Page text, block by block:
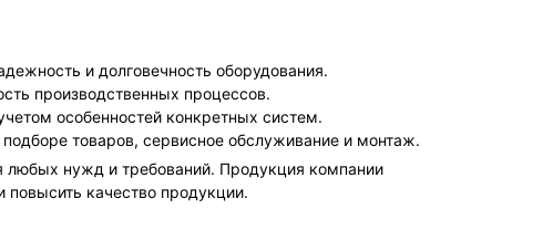
и долговечность оборудования.
производственных процессов.
особенностей конкретных систем.
товаров, сервисное обслуживание и монтаж.
любых нужд и требований. Продукция компании
повысить качество продукции.